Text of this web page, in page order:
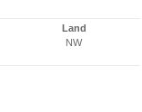
Land
NW